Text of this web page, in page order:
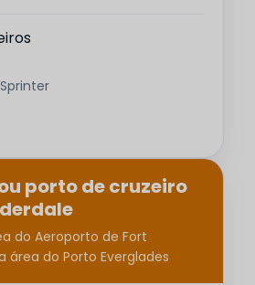
porto de cruzeiro
do Aeroporto de Fort
área do Porto Everglades